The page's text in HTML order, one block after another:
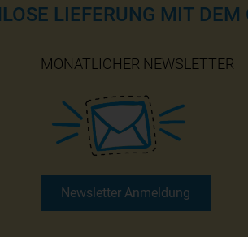
LIEFERUNG MIT
MONATLICHER NEWSLETTER
Newsletter Anmeldung